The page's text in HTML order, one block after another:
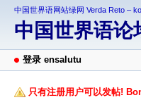
中国世界语网站绿网 Verda Reto –
中国世界语
登录 ensalutu
只有注册用户可以发帖!